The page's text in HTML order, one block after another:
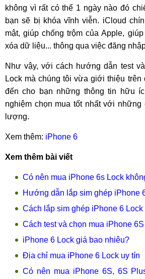
không vì rất có thể 1 ngày nào đó
bạn sẽ bị khóa vĩnh viễn. iCloud
mật, giúp chống trộm của Apple,
xóa dữ liệu... thông qua việc đăng
Như vậy, với cách hướng dẫn test
Lock mà chúng tôi vừa giới thiệu trên
đến cho bạn những thông tin hữu
nghiệm chọn mua tốt nhất với những
lượng.
Xem thêm: iPhone 6
Xem thêm bài viết
Có nên mua iPhone 6s Lock
Hướng dẫn lắp sim ghép iPhone
Cách lắp sim ghép iPhone 6 Lock
Cách test và chọn mua iPhone
iPhone 6 Lock giá bao nhiêu?
Địa chỉ mua iPhone 6 Lock uy tín
Có nên mua iPhone 6S, 6S